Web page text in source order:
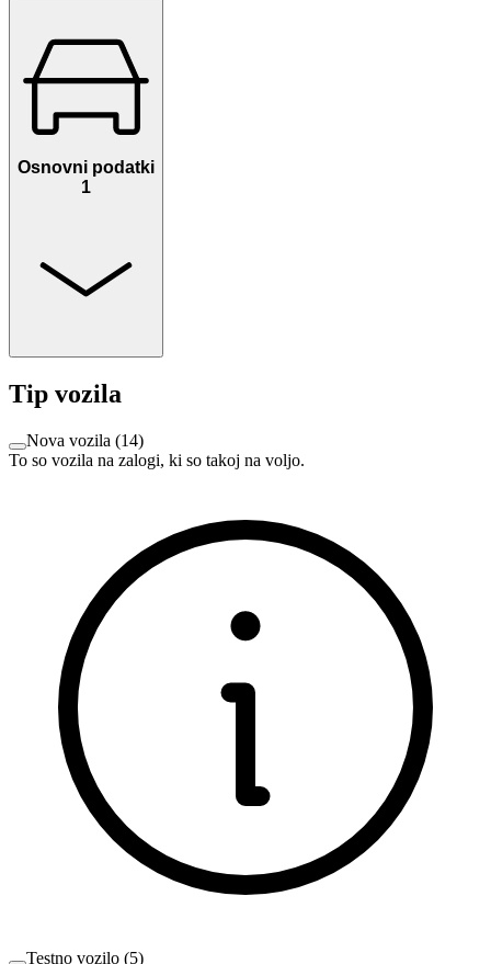
Osnovni podatki
1
Tip vozila
Nova vozila (14)
To so vozila na zalogi, ki so takoj na voljo.
Testno vozilo (5)